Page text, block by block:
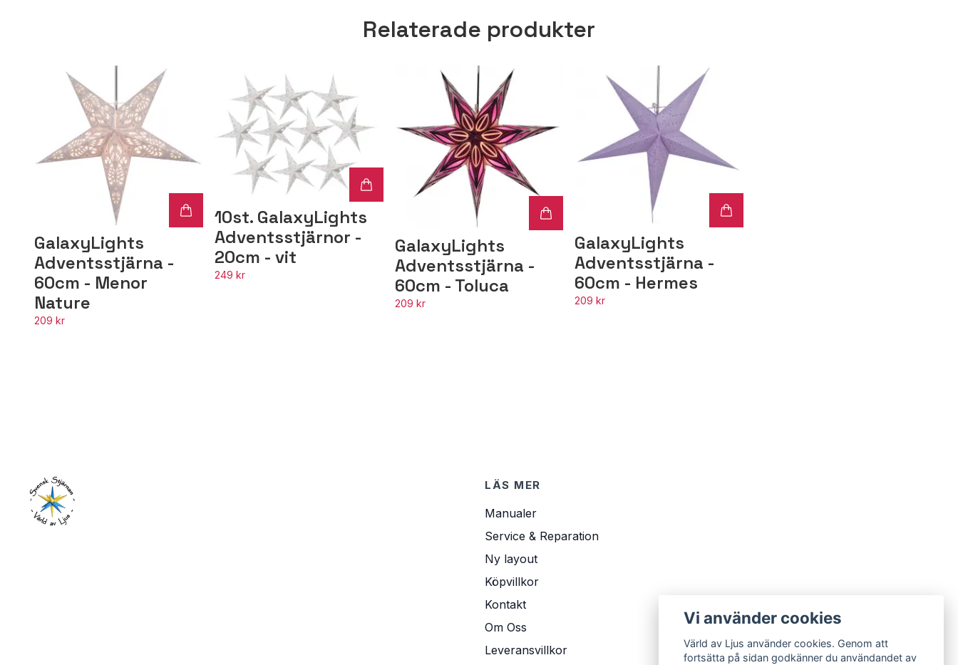
Relaterade produkter
GalaxyLights
Adventsstjärna -
60cm - Menor
Nature
209 kr
10st. GalaxyLights
Adventsstjärnor -
20cm - vit
249 kr
GalaxyLights
Adventsstjärna -
60cm - Toluca
209 kr
GalaxyLights
Adventsstjärna -
60cm - Hermes
209 kr
LÄS MER
Manualer
Service & Reparation
Ny layout
Köpvillkor
Kontakt
Om Oss
Leveransvillkor
Vi använder cookies
Värld av Ljus använder cookies. Genom att
fortsätta på sidan godkänner du användandet av